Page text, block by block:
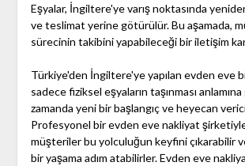
Eşyalar, İngiltere'ye varış noktasında
ve teslimat yerine götürülür. Bu aşamada,
sürecinin takibini yapabileceği bir iletişim
Türkiye'den İngiltere'ye yapılan evden eve
sadece fiziksel eşyaların taşınması
zamanda yeni bir başlangıç ve heyecan
Profesyonel bir evden eve nakliyat şirketiyle
müşteriler bu yolculuğun keyfini çıkarabilir
bir yaşama adım atabilirler. Evden eve